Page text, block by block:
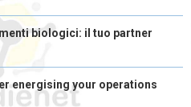
biologici: il tuo partner
energising your operations